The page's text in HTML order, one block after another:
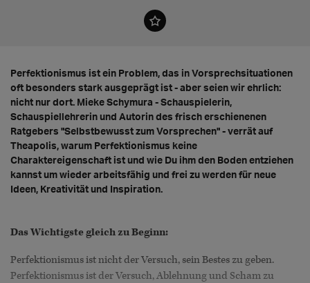
Perfektionismus ist ein Problem, das in Vorsprechsituationen
oft besonders stark ausgeprägt ist - aber seien wir ehrlich:
nicht nur dort. Mieke Schymura - Schauspielerin,
Schauspiellehrerin und Autorin des frisch erschienenen
Ratgebers "Selbstbewusst zum Vorsprechen" - verrät auf
Theapolis, warum Perfektionismus keine
Charaktereigenschaft ist und wie Du ihm den Boden entziehen
kannst um wieder arbeitsfähig und frei zu werden für neue
Ideen, Kreativität und Inspiration.
Das Wichtigste gleich zu Beginn:
Perfektionismus ist nicht der Versuch, sein Bestes zu geben.
Perfektionismus ist der Versuch, Ablehnung und Scham zu